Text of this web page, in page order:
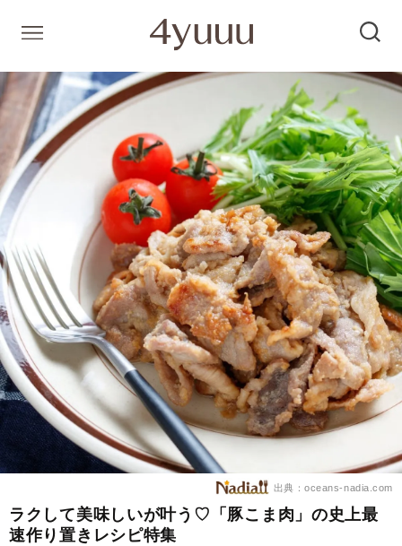
出典：oceans-nadia.com
ラクして美味しいが叶う♡「豚こま肉」の史上最
速作り置きレシピ特集